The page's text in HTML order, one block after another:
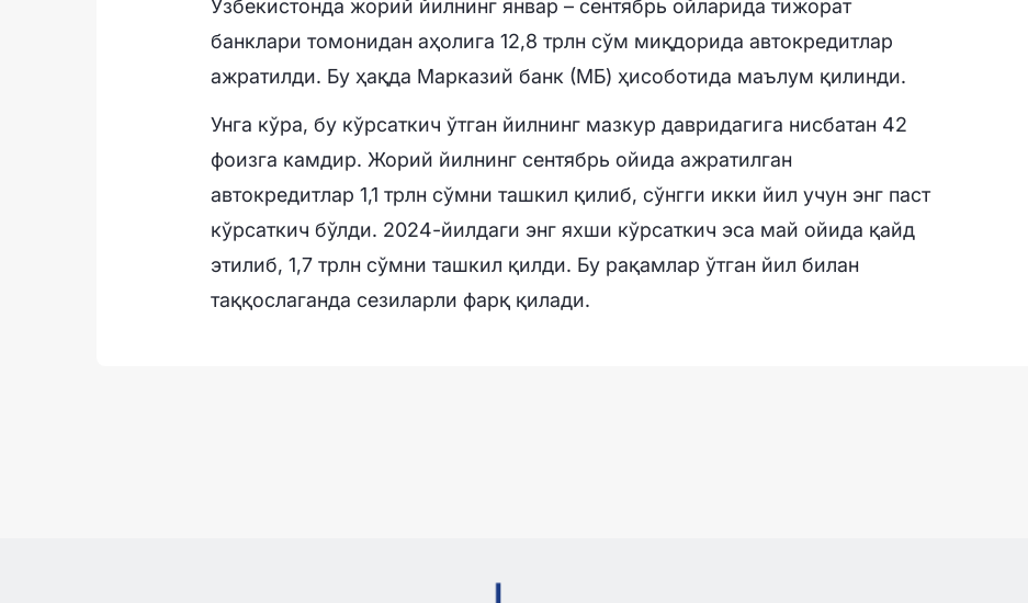
Ўзбекистонда жорий йилнинг январ – сентябрь ойларида тижорат
банклари томонидан аҳолига 12,8 трлн сўм миқдорида автокредитлар
ажратилди. Бу ҳақда Марказий банк (МБ) ҳисоботида маълум қилинди.
Унга кўра, бу кўрсаткич ўтган йилнинг мазкур давридагига нисбатан 42
фоизга камдир. Жорий йилнинг сентябрь ойида ажратилган
автокредитлар 1,1 трлн сўмни ташкил қилиб, сўнгги икки йил учун энг паст
кўрсаткич бўлди. 2024-йилдаги энг яхши кўрсаткич эса май ойида қайд
этилиб, 1,7 трлн сўмни ташкил қилди. Бу рақамлар ўтган йил билан
таққослаганда сезиларли фарқ қилади.